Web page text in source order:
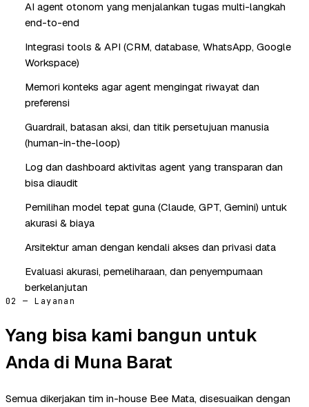
AI agent otonom yang menjalankan tugas multi-langkah
end-to-end
Integrasi tools & API (CRM, database, WhatsApp, Google
Workspace)
Memori konteks agar agent mengingat riwayat dan
preferensi
Guardrail, batasan aksi, dan titik persetujuan manusia
(human-in-the-loop)
Log dan dashboard aktivitas agent yang transparan dan
bisa diaudit
Pemilihan model tepat guna (Claude, GPT, Gemini) untuk
akurasi & biaya
Arsitektur aman dengan kendali akses dan privasi data
Evaluasi akurasi, pemeliharaan, dan penyempurnaan
berkelanjutan
02 — Layanan
Yang bisa kami bangun untuk
Anda di Muna Barat
Semua dikerjakan tim in-house Bee Mata, disesuaikan dengan